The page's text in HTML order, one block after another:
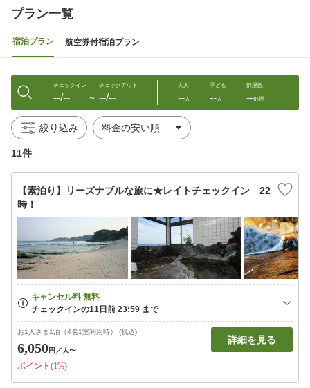
プラン一覧
宿泊プラン 航空券付宿泊プラン
チェックイン
--/-- 〜
チェックアウト
--/--
大人
--人
子ども
--人
部屋数
--部屋
絞り込み
11件
【素泊り】リーズナブルな旅に★レイトチェックイン 22
時！
お1人さま1泊（4名1室利用時） (税込)
6,050円 ／人〜
ポイント(1%)
詳細を見る